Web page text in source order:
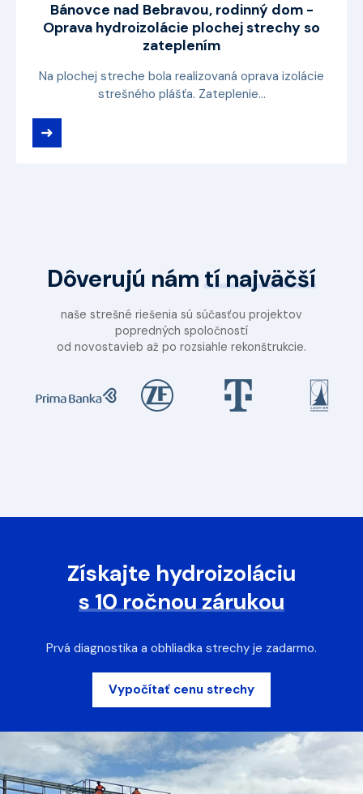
Bánovce nad Bebravou, rodinný dom -
Oprava hydroizolácie plochej strechy so
zateplením
Na plochej streche bola realizovaná oprava izolácie
strešného plášťa. Zateplenie...
➜
Dôverujú námtí najväčší
naše strešné riešenia sú súčasťou projektov
popredných spoločností
od novostavieb až po rozsiahle rekonštrukcie.
Získajte hydroizoláciu
s 10 ročnou zárukou
Prvá diagnostika a obhliadka strechy je zadarmo.
Vypočítať cenu strechy